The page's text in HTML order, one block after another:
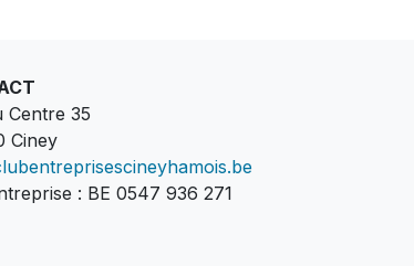
Centre 35
Ciney
: BE 0547 936 271